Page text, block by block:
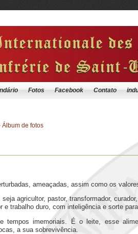
Fotos Facebook Contato
de fotos
ameaçadas, assim como os
agricultor, pastor, transformador,
trabalho duro, com inteligência e sorte
imemoriais. É o leite, esse
a sua sobrevivência.